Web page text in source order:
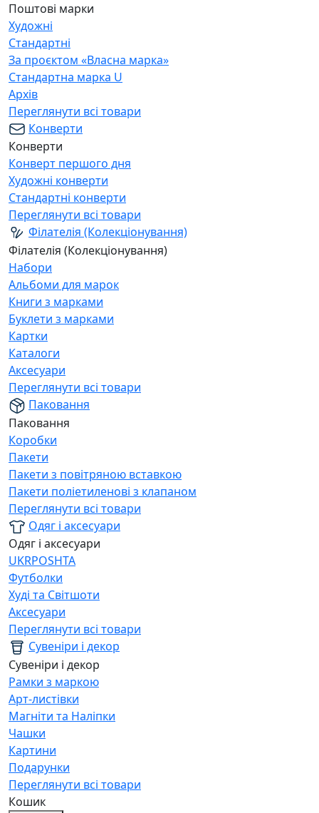
Поштові марки
Художні
Стандартні
За проєктом «Власна марка»
Стандартна марка U
Архів
Переглянути всі товари
Конверти
Конверти
Конверт першого дня
Художні конверти
Стандартні конверти
Переглянути всі товари
Філателія (Колекціонування)
Філателія (Колекціонування)
Набори
Альбоми для марок
Книги з марками
Буклети з марками
Картки
Каталоги
Аксесуари
Переглянути всі товари
Паковання
Паковання
Коробки
Пакети
Пакети з повітряною вставкою
Пакети поліетиленові з клапаном
Переглянути всі товари
Одяг і аксесуари
Одяг і аксесуари
UKRPOSHTA
Футболки
Худі та Світшоти
Аксесуари
Переглянути всі товари
Сувеніри і декор
Сувеніри і декор
Рамки з маркою
Арт-листівки
Магніти та Наліпки
Чашки
Картини
Подарунки
Переглянути всі товари
Кошик